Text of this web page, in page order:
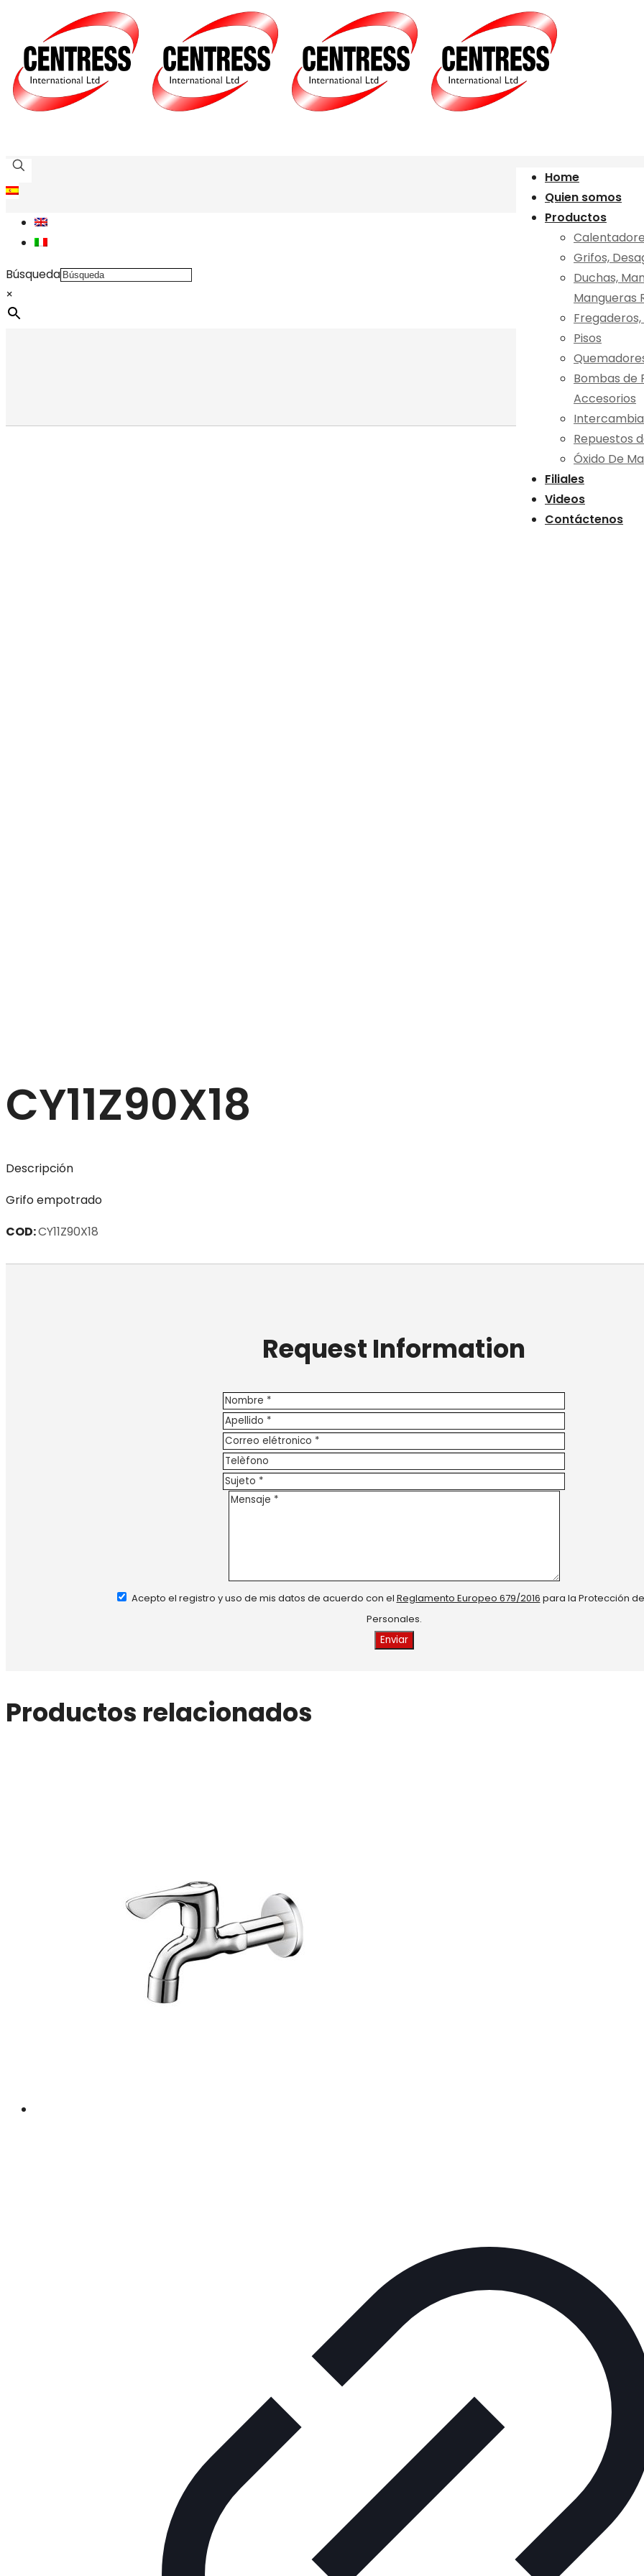
Home
Quien somos
Productos
Grifos,
Duchas,
Mangueras
Fregaderos,
Pisos
Bombas de
Accesorios
Repuestos
Óxido De
Filiales
Videos
Contáctenos
Búsqueda
×
CY11Z90X18
Descripción
Grifo empotrado
COD:CY11Z90X18
Request Information
Acepto el registro y uso de mis datos de acuerdo con el Reglamento Europeo 679/2016 para la Protección
Personales.
Productos relacionados